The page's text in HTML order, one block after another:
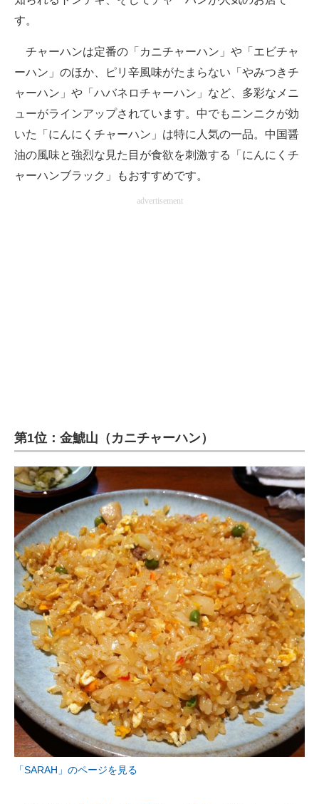
す。
チャーハンは定番の「カニチャーハン」や「エビチャ
ーハン」のほか、ピリ辛風味がたまらない「やみつきチ
ャーハン」や「ハバネロチャーハン」など、多彩なメニ
ューがラインアップされています。中でもニンニクが効
いた「にんにくチャーハン」は特に人気の一品。中国醤
油の風味と強烈な見た目が食欲を刺激する「にんにくチ
ャーハンブラック」もおすすめです。
advertisement
第1位：金鯱山（カニチャーハン）
「SARAH」のページを見る